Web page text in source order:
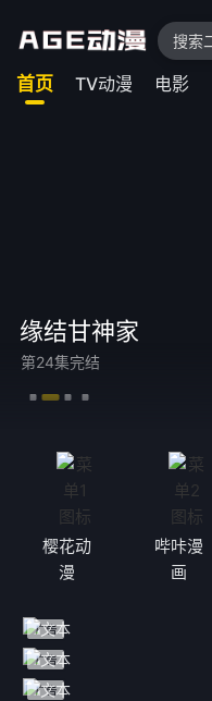
首页 TV动漫 电影
蓝箱
更新至08集
樱花动
漫
哔咔漫
画